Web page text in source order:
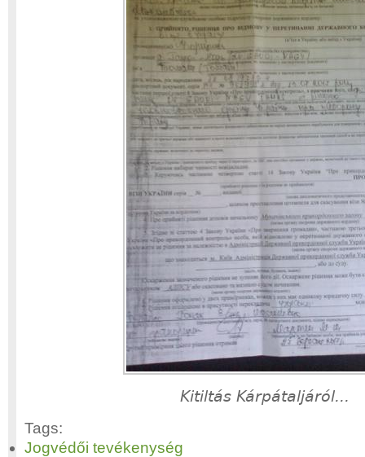
Kitiltás Kárpátaljáról...
Tags:
Jogvédői tevékenység